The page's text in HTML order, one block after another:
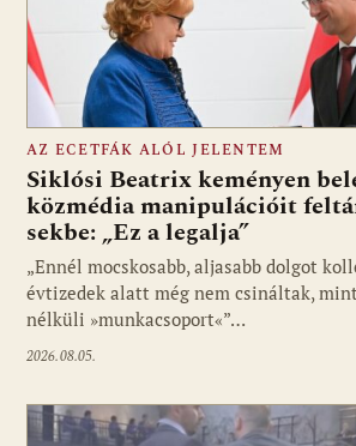
Fotó: media1.hu
AZ ECETFÁK ALÓL JELENTEM
Siklósi Beatrix keményen
közmédia manipulációit
sekbe: „Ez a legalja”
„Ennél mocskosabb, aljasabb dolgot
évtizedek alatt még nem csináltak,
nélküli »munkacsoport«”…
2026.08.05.